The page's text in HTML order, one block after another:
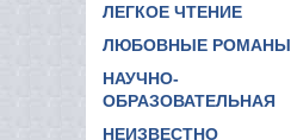
ЛЕГКОЕ ЧТЕНИЕ
ЛЮБОВНЫЕ РОМАНЫ
НАУЧНО-
ОБРАЗОВАТЕЛЬНАЯ
НЕИЗВЕСТНО